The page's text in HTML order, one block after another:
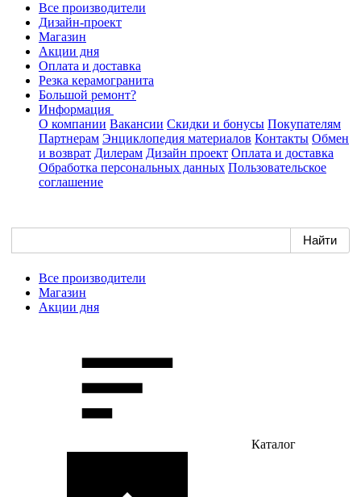
Все производители
Дизайн-проект
Магазин
Акции дня
Оплата и доставка
Резка керамогранита
Большой ремонт?
Информация
О компании Вакансии Скидки и бонусы Покупателям
Партнерам Энциклопедия материалов Контакты Обмен
и возврат Дилерам Дизайн проект Оплата и доставка
Обработка персональных данных Пользовательское
соглашение
Все производители
Магазин
Акции дня
Каталог